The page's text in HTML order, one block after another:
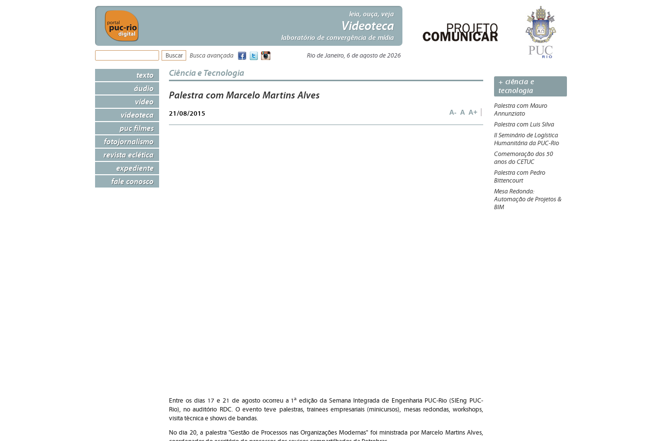
leia, ouça, veja
Videoteca
laboratório de convergência de mídia
Busca avançada Rio de Janeiro, 6 de agosto de 2026
texto
áudio
vídeo
videoteca
puc filmes
fotojornalismo
revista eclética
expediente
fale conosco
Ciência e Tecnologia
Palestra com Marcelo Martins Alves
21/08/2015 A- A A+
Entre os dias 17 e 21 de agosto ocorreu a 1ª edição da Semana Integrada de Engenharia PUC-Rio (SIEng PUC-
Rio), no auditório RDC. O evento teve palestras, trainees empresariais (minicursos), mesas redondas, workshops,
visita técnica e shows de bandas.
No dia 20, a palestra "Gestão de Processos nas Organizações Modernas" foi ministrada porMarcelo Martins Alves,
+ ciência e
tecnologia
Palestra com Mauro
Annunziato
Palestra com Luis Silva
II Seminário de Logística
Humanitária da PUC-Rio
Comemoração dos 50
anos do CETUC
Palestra com Pedro
Bittencourt
Mesa Redonda:
Automação de Projetos &
BIM